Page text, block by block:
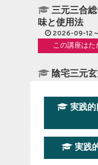
三元三合
味と使用法
2026-09-12
この講座はた
陰宅三元
この講座の募
学講座』
2026-08-22
この講座はた
実践
実践